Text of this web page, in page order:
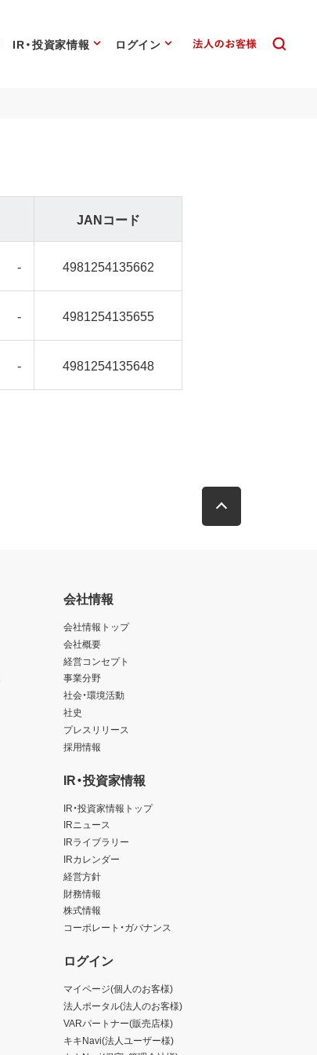
IR・投資家情報 ログイン
JANコード
- 4981254135662
- 4981254135655
- 4981254135648
会社情報
会社情報トップ
会社概要
経営コンセプト
事業分野
社会・環境活動
社史
プレスリリース
採用情報
IR・投資家情報
IR・投資家情報トップ
IRニュース
IRライブラリー
IRカレンダー
経営方針
財務情報
株式情報
コーポレート・ガバナンス
ログイン
マイページ(個人のお客様)
法人ポータル(法人のお客様)
VARパートナー(販売店様)
キキNavi(法人ユーザー様)